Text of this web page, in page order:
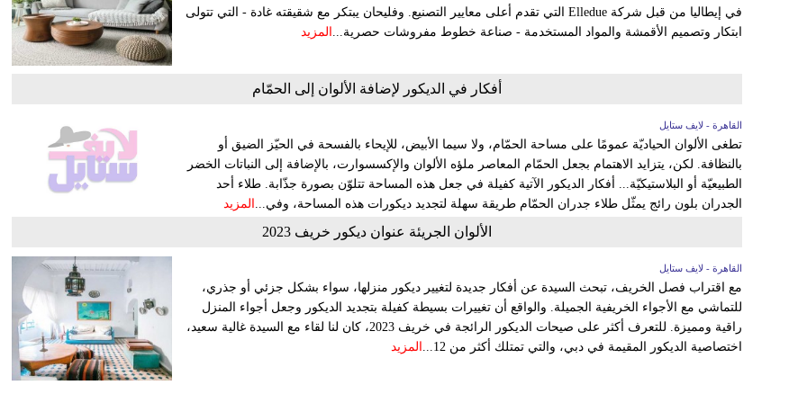
في إيطاليا من قبل شركة Elledue التي تقدم أعلى معايير التصنيع. وفليحان يبتكر مع شقيقته غادة - التي تتولى
ابتكار وتصميم الأقمشة والمواد المستخدمة - صناعة خطوط مفروشات حصرية... المزيد
أفكار في الديكور لإضافة الألوان إلى الحمّام
القاهرة - لايف ستايل
تطغى الألوان الحياديّة عمومًا على مساحة الحمّام، ولا سيما الأبيض، للإيحاء بالفسحة في الحيّز الضيق أو
بالنظافة. لكن، يتزايد الاهتمام بجعل الحمّام المعاصر ملؤه الألوان والإكسسوارت، بالإضافة إلى النباتات الخضر
الطبيعيّة أو البلاستيكيّة... أفكار الديكور الآتية كفيلة في جعل هذه المساحة تتلوّن بصورة جذّابة. طلاء أحد
الجدران بلون رائج يمثّل طلاء جدران الحمّام طريقة سهلة لتجديد ديكورات هذه المساحة، وفي...
المزيد
الألوان الجريئة عنوان ديكور خريف 2023
القاهرة - لايف ستايل
مع اقتراب فصل الخريف، تبحث السيدة عن أفكار جديدة لتغيير ديكور منزلها، سواء بشكل جزئي أو جذري،
للتماشي مع الأجواء الخريفية الجميلة. والواقع أن تغييرات بسيطة كفيلة بتجديد الديكور وجعل أجواء المنزل
راقية ومميزة. للتعرف أكثر على صيحات الديكور الرائجة في خريف 2023، كان لنا لقاء مع السيدة غالية سعيد،
اختصاصية الديكور المقيمة في دبي، والتي تمتلك أكثر من 12...
المزيد